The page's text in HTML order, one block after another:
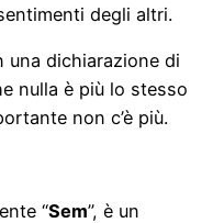
degli altri.
una dichiarazione di
nulla è più lo stesso
non c’è più.
“Sem”, è un